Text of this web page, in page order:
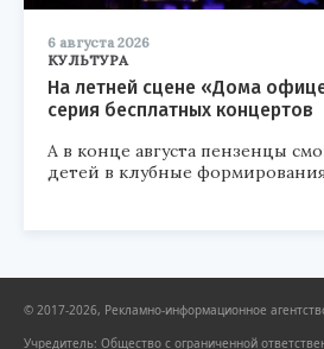
6 августа 2026
КУЛЬТУРА
На летней сцене «Дома
серия бесплатных концертов
А в конце августа пензенцы
детей в клубные
© 2017-2026, Рекламно-информационное
Учредитель: Общество с ограниченной